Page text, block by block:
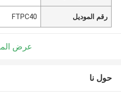
رقم الموديل FTPC40
عرض
حول نا